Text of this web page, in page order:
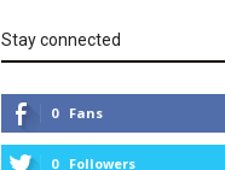
Stay connected
0 Fans
0 Followers